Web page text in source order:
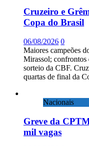
Cruzeiro e
Copa do Brasil
06/08/2026 0
Maiores campeões
Mirassol; confrontos
sorteio da CBF.
quartas de final da
Nacionais
Greve da
mil vagas